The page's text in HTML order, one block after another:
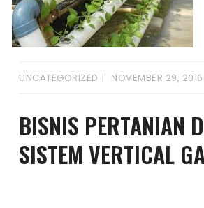
UNCATEGORIZED NOVEMBER 29, 2016
BISNIS PERTANIAN
SISTEM VERTICAL